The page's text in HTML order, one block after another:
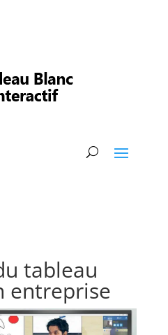
tableau
entreprise